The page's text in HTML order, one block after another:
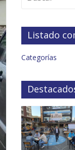
Listado
Categorías